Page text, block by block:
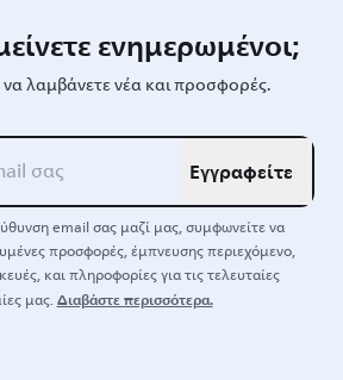
ενημερωμένοι;
να λαμβάνετε νέα και προσφορές.
Εγγραφείτε
email σας μαζί μας, συμφωνείτε να
προσφορές, έμπνευσης περιεχόμενο,
και πληροφορίες για τις τελευταίες
μας.Διαβάστε περισσότερα.